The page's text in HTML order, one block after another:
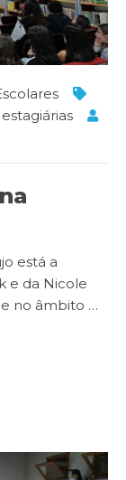
estagiárias
está a
e da Nicole
no âmbito …